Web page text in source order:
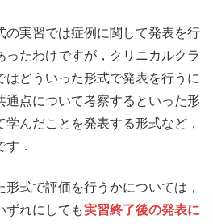
の実習では症例に関して発表を行
ったわけですが，クリニカルクラ
はどういった形式で発表を行うに
通点について考察するといった形
んだことを発表する形式など，
．
式で評価を行うかについては，
ずれにしても実習終了後の発表に